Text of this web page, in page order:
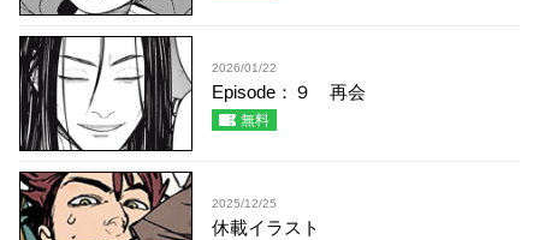
2026/01/22
Episode：９ 再会
無料
2025/12/25
休載イラスト